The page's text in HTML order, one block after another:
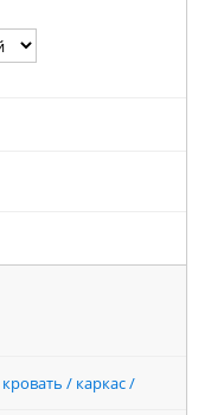
/ каркас /